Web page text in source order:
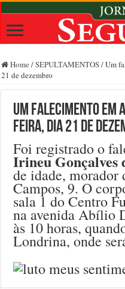
Home /SEPULTAMENTOS/Um
21 de dezembro
Um falecimento em
feira, dia 21 de
Foi registrado o
Irineu Gonçalves
de idade, morador
Campos, 9. O
sala 1 do Centro
na avenida Abílio
às 10 horas,
Londrina, onde